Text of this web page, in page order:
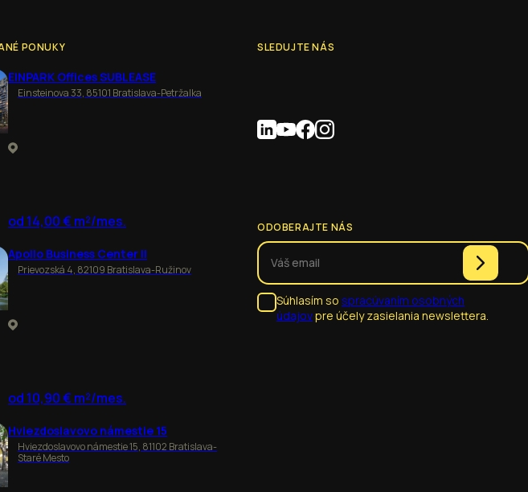
PONUKY
EINPARK Offices SUBLEASE
Einsteinova 33, 85101 Bratislava-Petržalka
od 14,00 € m²/mes.
Apollo Business Center II
Prievozská 4, 82109 Bratislava-Ružinov
od 10,90 € m²/mes.
Hviezdoslavovo námestie 15
Hviezdoslavovo námestie 15, 81102 Bratislava-
Staré Mesto
SLEDUJTE NÁS
ODOBERAJTE NÁS
Súhlasím so spracúvaním osobných
údajovpre účely zasielania newslettera.